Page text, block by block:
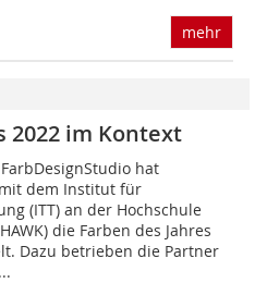
mehr
2022 im Kontext
hat
dem Institut für
(ITT) an der Hochschule
die Farben des Jahres
Dazu betrieben die Partner